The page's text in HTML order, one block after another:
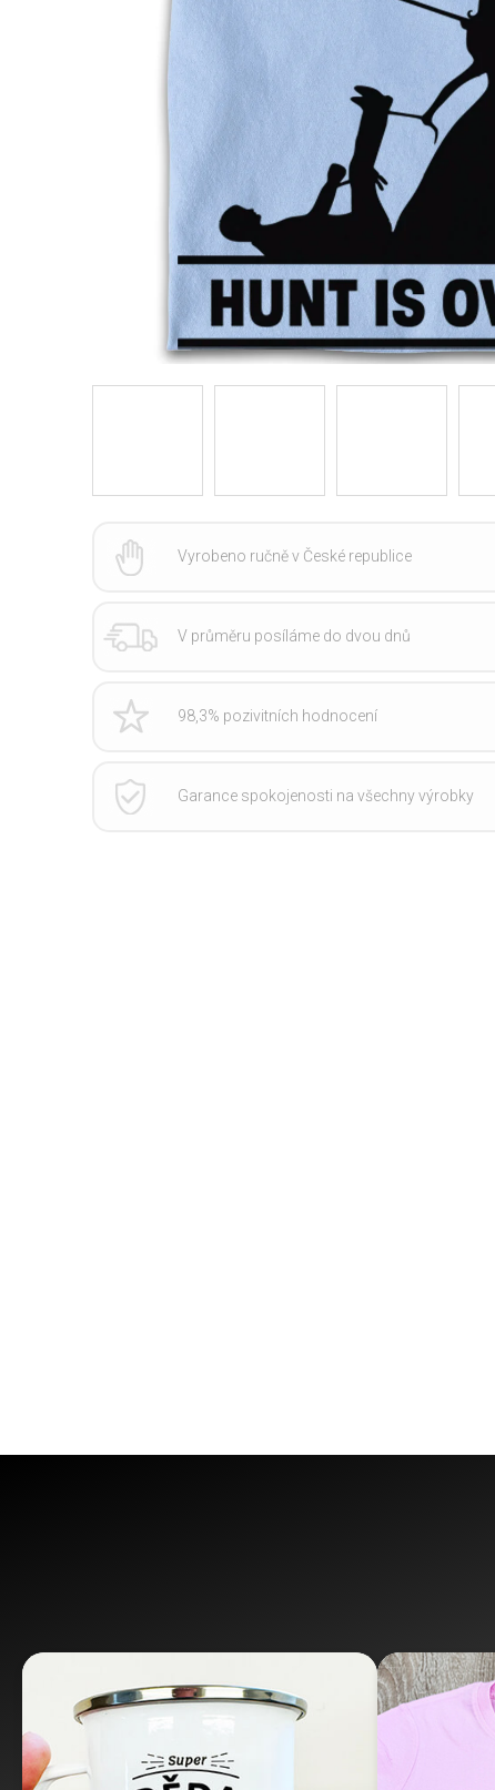
Vyrobeno ručně v České republice
V průměru posíláme do dvou dnů
98,3% pozivitních hodnocení
Garance spokojenosti na všechny výrobky